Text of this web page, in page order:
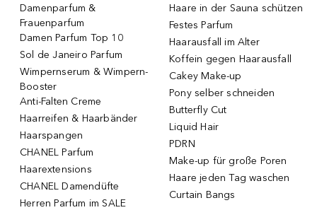
Damenparfum &
Frauenparfum
Damen Parfum Top 10
Sol de Janeiro Parfum
Wimpernserum & Wimpern-
Booster
Anti-Falten Creme
Haarreifen & Haarbänder
Haarspangen
CHANEL Parfum
Haarextensions
CHANEL Damendüfte
Herren Parfum im SALE
Haare in der Sauna schützen
Festes Parfum
Haarausfall im Alter
Koffein gegen Haarausfall
Cakey Make-up
Pony selber schneiden
Butterfly Cut
Liquid Hair
PDRN
Make-up für große Poren
Haare jeden Tag waschen
Curtain Bangs